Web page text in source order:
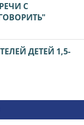
С
ДЕТЕЙ 1,5-